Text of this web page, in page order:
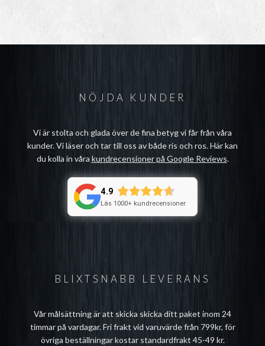
BLIXTSNABB LEVERANS
Vår målsättning är att skicka skicka ditt paket inom 24
timmar på vardagar. Fri frakt vid varuvärde från 799kr, för
övriga beställningar kostar standardfrakt 45-49 kr.
NÖJDA KUNDER
Vi är stolta och glada över de fina betyg vi får från våra
kunder. Vi läser och tar till oss av både ris och ros. Här kan
du kolla in våra kundrecensioner på Google Reviews.
4.9
Läs 1000+ kundrecensioner